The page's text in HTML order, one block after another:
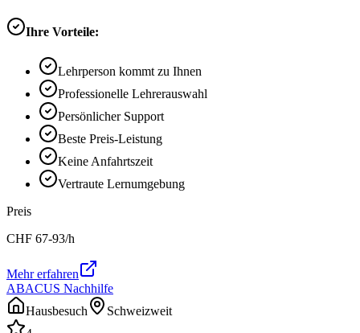
Ihre Vorteile:
Lehrperson kommt zu Ihnen
Professionelle Lehrerauswahl
Persönlicher Support
Beste Preis-Leistung
Keine Anfahrtszeit
Vertraute Lernumgebung
Preis
CHF 67-93/h
Mehr erfahren
ABACUS Nachhilfe
Hausbesuch
Schweizweit